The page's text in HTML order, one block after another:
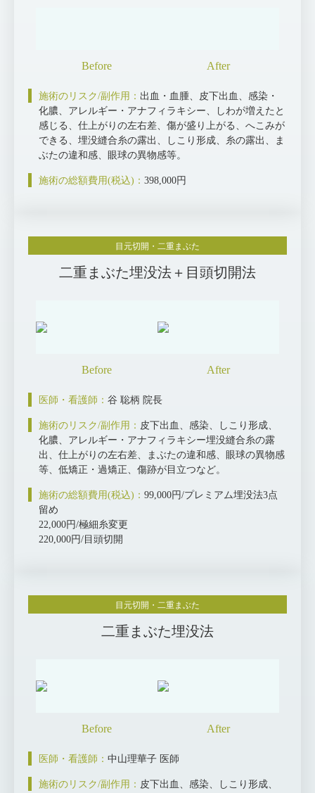
施術のリスク/副作用： 出血・血腫、皮下出血、感染・
化膿、アレルギー・アナフィラキシー、しわが増えたと
感じる、仕上がりの左右差、傷が盛り上がる、へこみが
できる、埋没縫合糸の露出、しこり形成、糸の露出、ま
ぶたの違和感、眼球の異物感等。
施術の総額費用(税込)： 398,000円
目元切開・二重まぶた
二重まぶた埋没法＋目頭切開法
医師・看護師： 谷 聡柄 院長
施術のリスク/副作用： 皮下出血、感染、しこり形成、
化膿、アレルギー・アナフィラキシー埋没縫合糸の露
出、仕上がりの左右差、まぶたの違和感、眼球の異物感
等、低矯正・過矯正、傷跡が目立つなど。
施術の総額費用(税込)： 99,000円/プレミアム埋没法3点
留め
22,000円/極細糸変更
220,000円/目頭切開
目元切開・二重まぶた
二重まぶた埋没法
医師・看護師： 中山理華子 医師
施術のリスク/副作用： 皮下出血、感染、しこり形成、